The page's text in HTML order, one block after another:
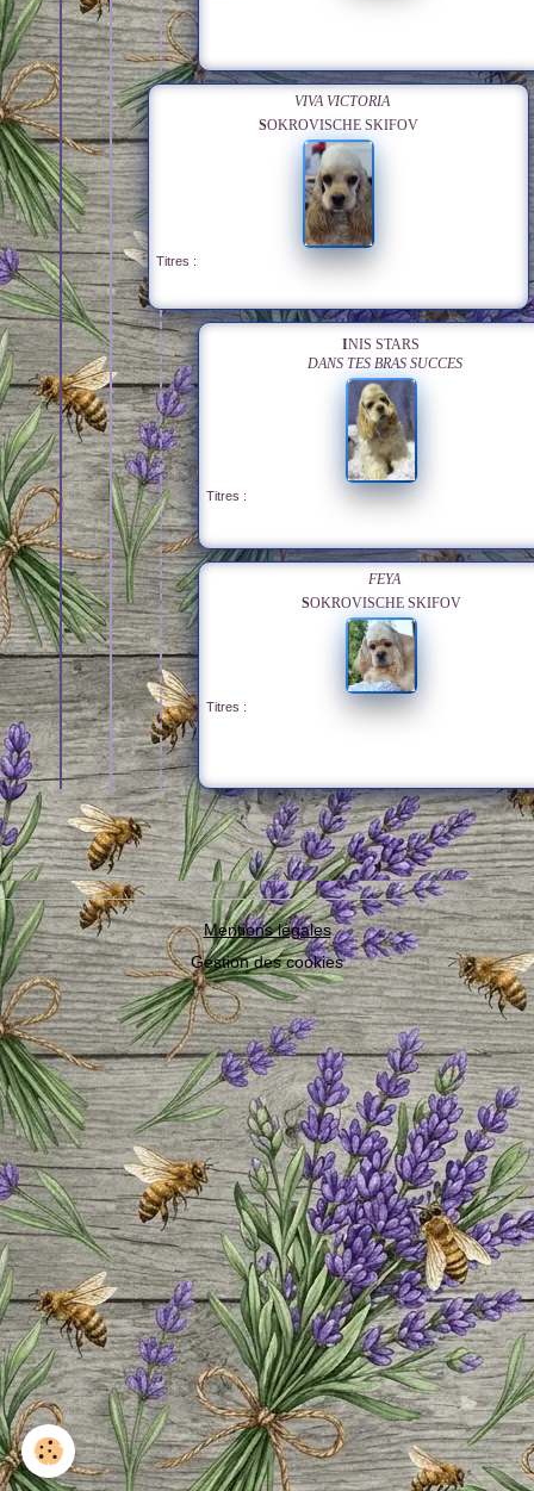
VIVA VICTORIA
SOKROVISCHE SKIFOV
Titres :
DANS TES BRAS SUCCES
INIS STARS
Titres :
FEYA
SOKROVISCHE SKIFOV
Titres :
Mentions légales
Gestion des cookies